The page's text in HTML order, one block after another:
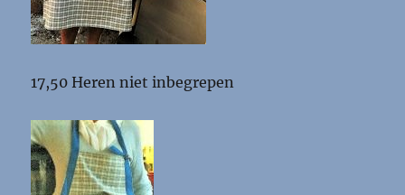
17,50 Heren niet inbegrepen